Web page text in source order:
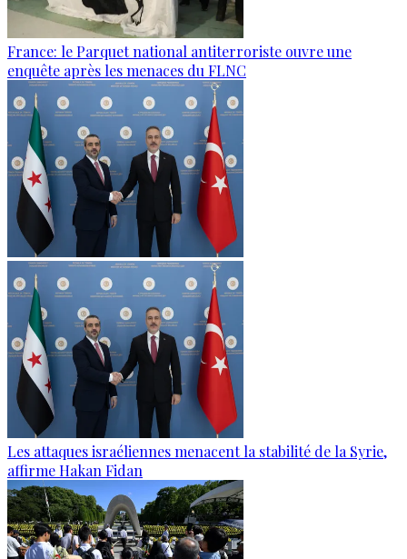
France: le Parquet national antiterroriste ouvre une
enquête après les menaces du FLNC
Les attaques israéliennes menacent la stabilité de la Syrie,
affirme Hakan Fidan